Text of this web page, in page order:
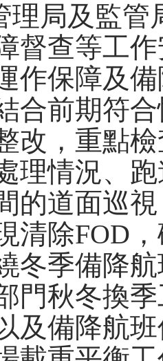
理局及監
督查等工
作保障及
合前期符
改，重點
理情況、
的道面巡
清除FOD
冬季備降
門秋冬換
及備降航